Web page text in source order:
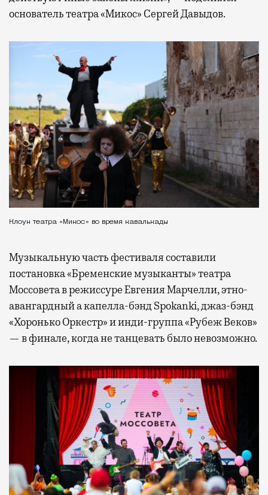
основатель театра «Микос» Сергей Давыдов.
Клоун театра «Микос» во время кавалькады
Музыкальную часть фестиваля составили
постановка «Бременские музыканты» театра
Моссовета в режиссуре Евгения Марчелли, этно-
авангардный а капелла-бэнд Spokanki, джаз-бэнд
«Хоронько Оркестр» и инди-группа «Рубеж Веков»
— в финале, когда не танцевать было невозможно.